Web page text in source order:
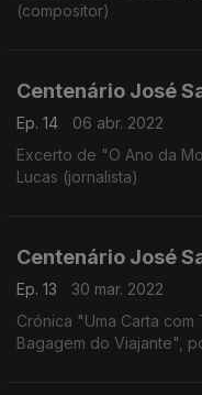
(compositor)
Centenário José
Ep. 14
06 abr. 2022
Excerto de "O Ano da
Lucas (jornalista)
Centenário José
Ep. 13
30 mar. 2022
Crónica "Uma Carta
Bagagem do Viajante",